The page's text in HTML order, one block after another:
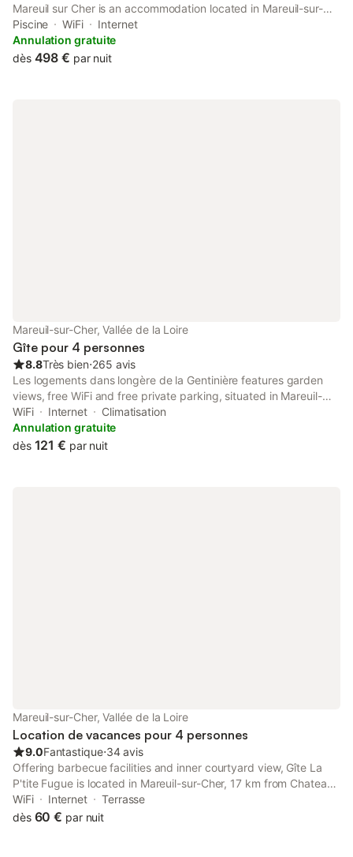
Mareuil sur Cher is an accommodation located in Mareuil-sur-
Cher, 19 km from Chateau de Montpoupon and 28 km from
Chateau de Valencay.
Piscine WiFi
Internet
Annulation gratuite
dès 498 € par nuit
Mareuil-sur-Cher, Vallée de la Loire
Gîte pour 4 personnes
8.8Très bien⋅265 avis
Les logements dans longère de la Gentinière features garden
views, free WiFi and free private parking, situated in Mareuil-
sur-Cher, 10 km from Beauval Zoo.
WiFi Internet
Climatisation
Annulation gratuite
dès 121 € par nuit
Mareuil-sur-Cher, Vallée de la Loire
Location de vacances pour 4 personnes
9.0Fantastique⋅34 avis
Offering barbecue facilities and inner courtyard view, Gîte La
P'tite Fugue is located in Mareuil-sur-Cher, 17 km from Chateau
de Montpoupon and 23 km from Château de Chenonceau. The
3-star holiday home features garden views and is 8.
WiFi Internet
Terrasse
dès 60 € par nuit